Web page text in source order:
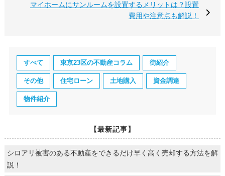
マイホームにサンルームを設置するメリットは？設置
費用や注意点も解説！
すべて 東京23区の不動産コラム 街紹介
その他 住宅ローン 土地購入 資金調達
物件紹介
【最新記事】
シロアリ被害のある不動産をできるだけ早く高く売却する方法を解
説！